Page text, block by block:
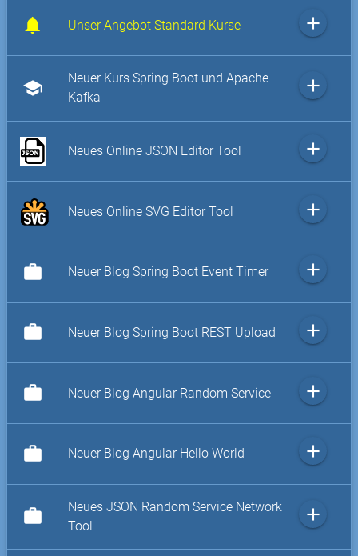
Unser Angebot Standard Kurse add
school
Neuer Kurs Spring Boot und Apache
Kafka
add
Neues Online JSON Editor Tool add
Neues Online SVG Editor Tool add
work Neuer Blog Spring Boot Event Timer add
work Neuer Blog Spring Boot REST Upload add
work Neuer Blog Angular Random Service add
work Neuer Blog Angular Hello World add
work
Neues JSON Random Service Network
Tool
add